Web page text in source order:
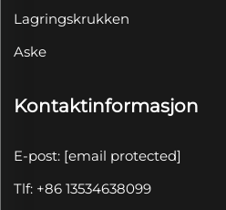
Lagringskrukken
Aske
Kontaktinformasjon
E-post: [email protected]
Tlf: +86 13534638099